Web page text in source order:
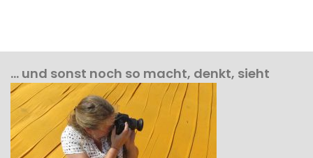
… und sonst noch so macht, denkt, sieht